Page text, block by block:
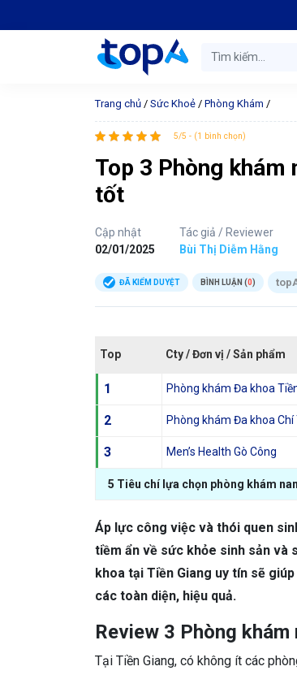
Trang chủ / Sức Khoẻ / Phòng Khám /
5/5 - (1 bình chọn)
Top 3 Phòng khám
tốt
Cập nhật
02/01/2025
Tác giả / Reviewer
Bùi Thị Diễm Hằng
ĐÃ KIỂM DUYỆT BÌNH LUẬN (0)
Top Cty / Đơn vị / Sản phẩm
1 Phòng khám Đa khoa
2 Phòng khám Đa khoa Chí
3 Men’s Health Gò Công
5 Tiêu chí lựa chọn phòng khám
Áp lực công việc và thói quen
tiềm ẩn về sức khỏe sinh sản và
khoa tại Tiền Giang uy tín sẽ
các toàn diện, hiệu quả.
Review 3 Phòng
Tại Tiền Giang, có không ít các